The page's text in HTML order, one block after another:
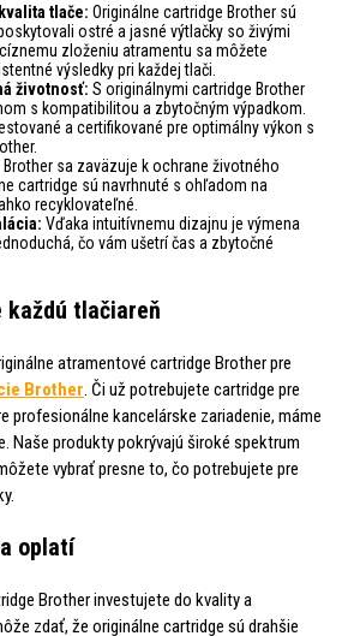
tlače: Originálne cartridge Brother sú
ostré a jasné výtlačky so živými
zloženiu atramentu sa môžete
výsledky pri každej tlači.
životnosť: S originálnymi cartridge Brother
s kompatibilitou a zbytočným výpadkom.
a certifikované pre optimálny výkon s
Brother sa zaväzuje k ochrane životného
cartridge sú navrhnuté s ohľadom na
recyklovateľné.
Vďaka intuitívnemu dizajnu je výmena
čo vám ušetrí čas a zbytočné
každú tlačiareň
atramentové cartridge Brother pre
Brother. Či už potrebujete cartridge pre
profesionálne kancelárske zariadenie, máme
Naše produkty pokrývajú široké spektrum
vybrať presne to, čo potrebujete pre
oplatí
Brother investujete do kvality a
zdať, že originálne cartridge sú drahšie